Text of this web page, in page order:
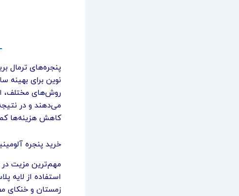
پنجره‌های ترمال
نوین برای بهینه
روش‌های مختلف،
می‌دهند و در
کاهش هزینه‌ها
خرید پنجره
مهم‌ترین مزیت در
زمستان و خنکای